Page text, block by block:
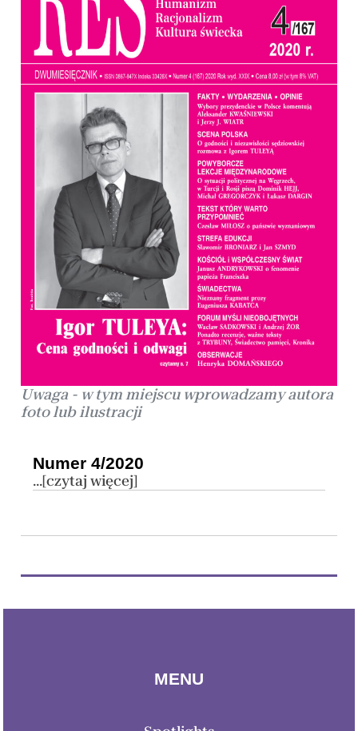
Uwaga - w tym miejscu wprowadzamy autora
foto lub ilustracji
Numer 4/2020
...[czytaj więcej]
MENU